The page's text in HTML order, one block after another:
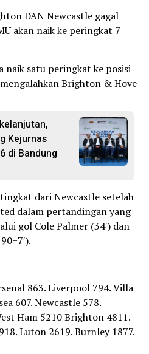
DAN Newcastle gagal
akan naik ke peringkat 7
naik satu peringkat ke posisi
Brighton & Hove
Kejurnas
di Bandung
dari Newcastle setelah
dalam pertandingan yang
gol Cole Palmer (34′) dan
863. Liverpool 794. Villa
607. Newcastle 578.
Ham 5210 Brighton 4811.
Luton 2619. Burnley 1877.